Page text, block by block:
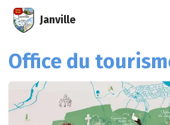
Janville
Office du